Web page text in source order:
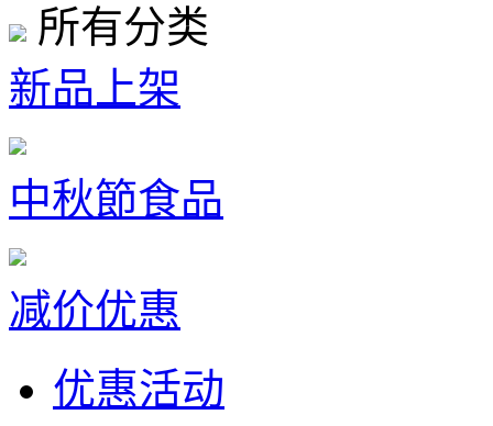
所有分类
新品上架
中秋節食品
减价优惠
优惠活动